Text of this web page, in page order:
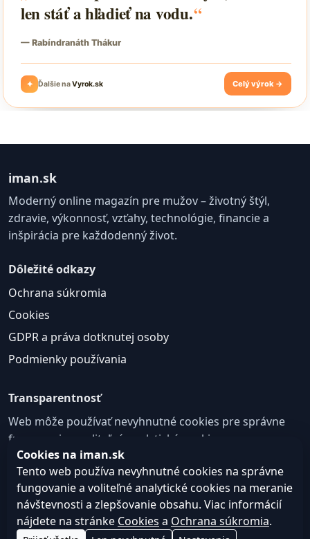
iman.sk
Moderný online magazín pre mužov – životný štýl,
zdravie, výkonnosť, vzťahy, technológie, financie a
inšpirácia pre každodenný život.
Dôležité odkazy
Ochrana súkromia
Cookies
GDPR a práva dotknutej osoby
Podmienky používania
Transparentnosť
Web môže používať nevyhnutné cookies pre správne
fungovanie a voliteľné analytické cookies na
zlepšovanie obsahu a používateľskej skúsenosti.
Nastavenie cookies
© 2026
Web design, tvorba webu a SEO –Consultee,
Cookies na iman.sk
Tento web používa nevyhnutné cookies na správne
fungovanie a voliteľné analytické cookies na meranie
návštevnosti a zlepšovanie obsahu. Viac informácií
nájdete na stránke Cookies a Ochrana súkromia.